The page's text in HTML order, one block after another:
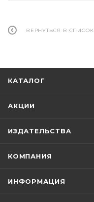
ВЕРНУТЬСЯ В СПИСОК
КАТАЛОГ
АКЦИИ
ИЗДАТЕЛЬСТВА
КОМПАНИЯ
ИНФОРМАЦИЯ